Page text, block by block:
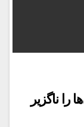
را ناگزیر